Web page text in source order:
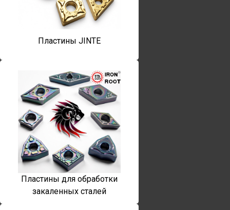
Пластины JINTE
Пластины для обработки
закаленных сталей